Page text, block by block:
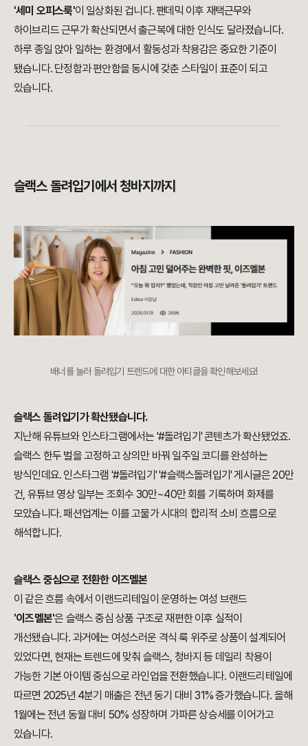
'세미 오피스룩'이 일상화된 겁니다. 팬데믹 이후 재택근무와
하이브리드 근무가 확산되면서 출근복에 대한 인식도 달라졌습니다.
하루 종일 앉아 일하는 환경에서 활동성과 착용감은 중요한 기준이
됐습니다. 단정함과 편안함을 동시에 갖춘 스타일이 표준이 되고
있습니다.
슬랙스 돌려입기에서 청바지까지
배너를 눌러 돌려입기 트렌드에 대한 아티클을 확인해보세요!
슬랙스 돌려입기가 확산됐습니다.
지난해 유튜브와 인스타그램에서는 '#돌려입기' 콘텐츠가 확산됐었죠.
슬랙스 한두 벌을 고정하고 상의만 바꿔 일주일 코디를 완성하는
방식인데요. 인스타그램 '#돌려입기' '#슬랙스돌려입기' 게시글은 20만
건, 유튜브 영상 일부는 조회수 30만~40만 회를 기록하며 화제를
모았습니다. 패션업계는 이를 고물가 시대의 합리적 소비 흐름으로
해석합니다.
슬랙스 중심으로 전환한 이즈멜본
이 같은 흐름 속에서 이랜드리테일이 운영하는 여성 브랜드
'이즈멜본'은 슬랙스 중심 상품 구조로 재편한 이후 실적이
개선됐습니다. 과거에는 여성스러운 격식 룩 위주로 상품이 설계되어
있었다면, 현재는 트렌드에 맞춰 슬랙스, 청바지 등 데일리 착용이
가능한 기본 아이템 중심으로 라인업을 전환했습니다. 이랜드리테일에
따르면 2025년 4분기 매출은 전년 동기 대비 31% 증가했습니다. 올해
1월에는 전년 동월 대비 50% 성장하며 가파른 상승세를 이어가고
있습니다.